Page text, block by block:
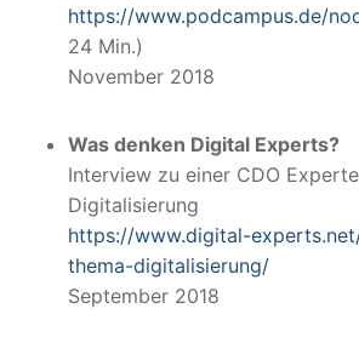
https://www.podcampus.de/
24 Min.)
November 2018
Was denken Digital Experts?
Interview zu einer CDO
Digitalisierung
https://www.digital-
thema-digitalisierung/
September 2018